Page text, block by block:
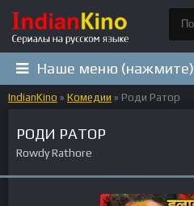
Наше меню (нажмите)
IndianKino » Комедии » Роди Ратор
РОДИ РАТОР
Rowdy Rathore